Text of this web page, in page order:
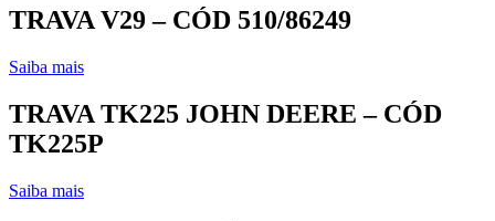
TRAVA V29 – CÓD 510/86249
Saiba mais
TRAVA TK225 JOHN DEERE – CÓD
TK225P
Saiba mais